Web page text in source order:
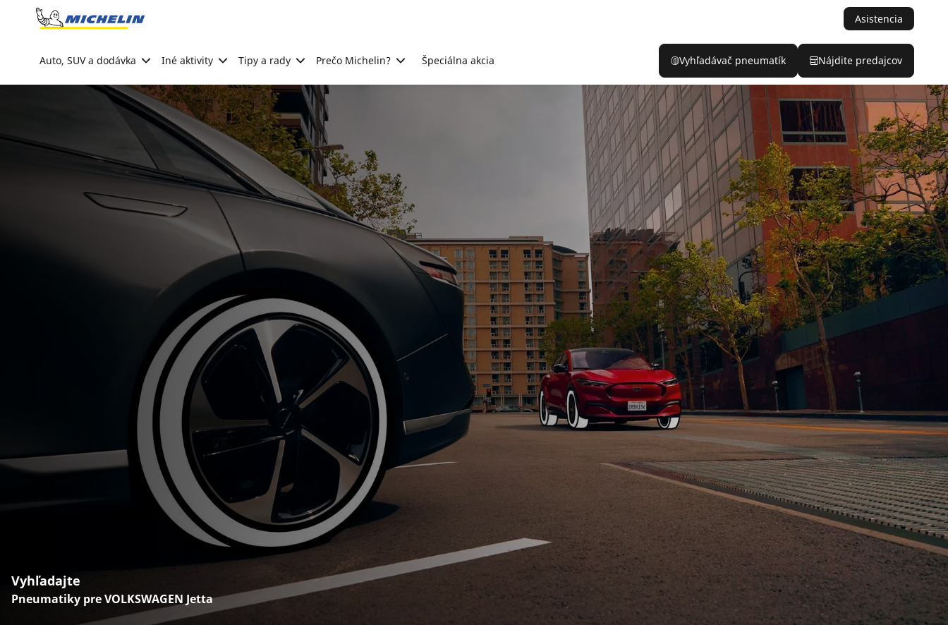
Go to page content
Asistencia
Auto, SUV a dodávka Iné aktivity Tipy a rady Prečo Michelin? Špeciálna akcia Vyhľadávač pneumatík Nájdite predajcov
Vyhľadajte
Pneumatiky pre VOLKSWAGEN Jetta